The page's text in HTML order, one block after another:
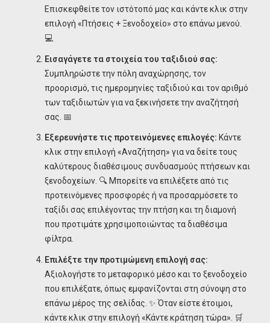
Επισκεφθείτε τον ιστότοπό μας και κάντε κλικ στην
επιλογή «Πτήσεις + Ξενοδοχείο» στο επάνω μενού.
💻
Εισαγάγετε τα στοιχεία του ταξιδιού σας:
Συμπληρώστε την πόλη αναχώρησης, τον
προορισμό, τις ημερομηνίες ταξιδιού και τον αριθμό
των ταξιδιωτών για να ξεκινήσετε την αναζήτησή
σας. 📅
Εξερευνήστε τις προτεινόμενες επιλογές: Κάντε
κλικ στην επιλογή «Αναζήτηση» για να δείτε τους
καλύτερους διαθέσιμους συνδυασμούς πτήσεων και
ξενοδοχείων. 🔍 Μπορείτε να επιλέξετε από τις
προτεινόμενες προσφορές ή να προσαρμόσετε το
ταξίδι σας επιλέγοντας την πτήση και τη διαμονή
που προτιμάτε χρησιμοποιώντας τα διαθέσιμα
φίλτρα.
Επιλέξτε την προτιμώμενη επιλογή σας:
Αξιολογήστε το μεταφορικό μέσο και το ξενοδοχείο
που επιλέξατε, όπως εμφανίζονται στη σύνοψη στο
επάνω μέρος της σελίδας. ✨ Όταν είστε έτοιμοι,
κάντε κλικ στην επιλογή «Κάντε κράτηση τώρα». 🛒